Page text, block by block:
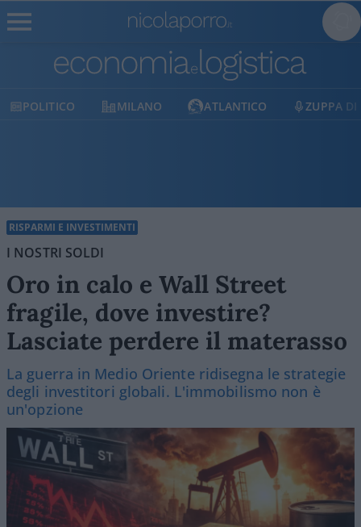
MILANO ATLANTICO ZUPPA DI PORRO
RISPARMI E INVESTIMENTI
I NOSTRI SOLDI
Oro in calo e Wall Street
fragile, dove investire?
Lasciate perdere il materasso
La guerra in Medio Oriente ridisegna le strategie
degli investitori globali. L'immobilismo non è
un'opzione